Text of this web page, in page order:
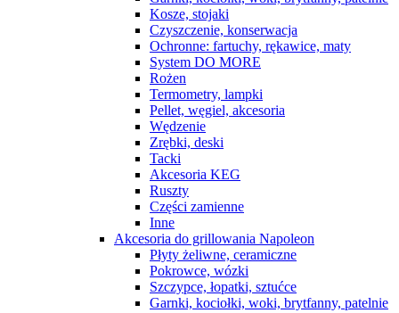
Kosze, stojaki
Czyszczenie, konserwacja
Ochronne: fartuchy, rękawice, maty
System DO MORE
Rożen
Termometry, lampki
Pellet, węgiel, akcesoria
Wędzenie
Zrębki, deski
Tacki
Akcesoria KEG
Ruszty
Części zamienne
Inne
Akcesoria do grillowania Napoleon
Płyty żeliwne, ceramiczne
Pokrowce, wózki
Szczypce, łopatki, sztućce
Garnki, kociołki, woki, brytfanny, patelnie